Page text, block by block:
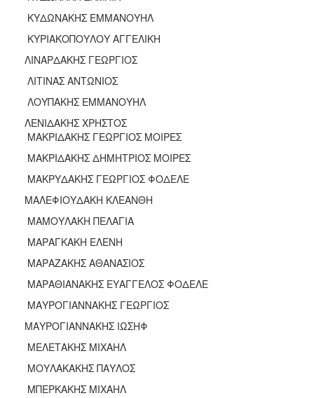
ΚΥΔΩΝΑΚΗΣ ΕΜΜΑΝΟΥΗΛ
ΚΥΡΙΑΚΟΠΟΥΛΟΥ ΑΓΓΕΛΙΚΗ
ΛΙΝΑΡΔΑΚΗΣ ΓΕΩΡΓΙΟΣ
ΛΙΤΙΝΑΣ ΑΝΤΩΝΙΟΣ
ΛΟΥΠΑΚΗΣ ΕΜΜΑΝΟΥΗΛ
ΛΕΝΙΔΑΚΗΣ ΧΡΗΣΤΟΣ
ΜΑΚΡΙΔΑΚΗΣ ΓΕΩΡΓΙΟΣ ΜΟΙΡΕΣ
ΜΑΚΡΙΔΑΚΗΣ ΔΗΜΗΤΡΙΟΣ ΜΟΙΡΕΣ
ΜΑΚΡΥΔΑΚΗΣ ΓΕΩΡΓΙΟΣ ΦΟΔΕΛΕ
ΜΑΛΕΦΙΟΥΔΑΚΗ ΚΛΕΑΝΘΗ
ΜΑΜΟΥΛΑΚΗ ΠΕΛΑΓΙΑ
ΜΑΡΑΓΚΑΚΗ ΕΛΕΝΗ
ΜΑΡΑΖΑΚΗΣ ΑΘΑΝΑΣΙΟΣ
ΜΑΡΑΘΙΑΝΑΚΗΣ ΕΥΑΓΓΕΛΟΣ ΦΟΔΕΛΕ
ΜΑΥΡΟΓΙΑΝΝΑΚΗΣ ΓΕΩΡΓΙΟΣ
ΜΑΥΡΟΓΙΑΝΝΑΚΗΣ ΙΩΣΗΦ
ΜΕΛΕΤΑΚΗΣ ΜΙΧΑΗΛ
ΜΟΥΛΑΚΑΚΗΣ ΠΑΥΛΟΣ
ΜΠΕΡΚΑΚΗΣ ΜΙΧΑΗΛ